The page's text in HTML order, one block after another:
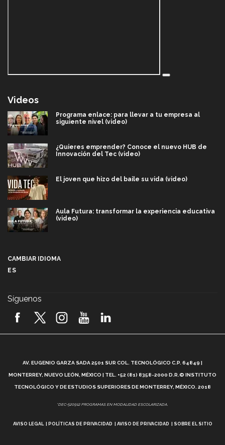
Videos
Programa enlace: para llevar a tu empresa al
siguiente nivel (video)
¿Quieres emprender? Conoce el nuevo HUB de
Innovación del Tec (video)
El joven que hizo del baile su vida (video)
Aula Futura: transformar la experiencia educativa
(video)
2026! (video)
¿Cómo es el Modelo Educativo Tec? (video)
Vida Tec: Feminismo e Inteligencia Artificial, Paola
CAMBIAR IDIOMA
ES
Síguenos
AV. EUGENIO GARZA SADA 2501 SUR COL. TECNOLÓGICO C.P. 64849 |
MONTERREY, NUEVO LEÓN, MÉXICO | TEL. +52 (81) 8358-2000 D.R.© INSTITUTO
TECNOLÓGICO Y DE ESTUDIOS SUPERIORES DE MONTERREY, MÉXICO. 2018
*DEC-520912 PROGRAMAS EN MODALIDAD ESCOLARIZADA.
AVISO LEGAL POLÍTICAS DE PRIVACIDAD AVISO DE PRIVACIDAD SOBRE EL SITIO